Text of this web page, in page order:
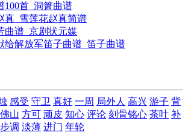
100首_洞箫曲谱
真_雪莲花赵真简谱
曲谱_京剧状元媒
给解放军笛子曲谱_笛子曲谱
感受 守卫 真好 一周 局外人 高兴 游子 背
佛山 方可 顽皮 知心 评论 刻骨铭心 茶叶 补
步调 淡薄 进门 年轮